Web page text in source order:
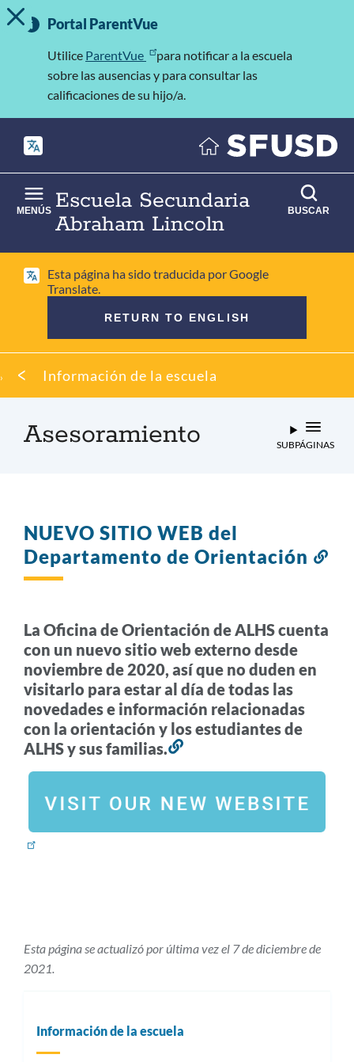
Saltar
al
contenido
Información
importante
MOSTRAR/OCULTAR MENSAJE DE ALERTA
Portal ParentVue
Utilice ParentVue
para notificar a la escuela
sobre las ausencias y para consultar las
calificaciones de su hijo/a.
Escuela Secundaria
Abraham Lincoln
MENÚS BUSCAR
Esta página ha sido traducida por Google
Translate.
RETURN TO ENGLISH
MigajaInformación de la escuela
Asesoramiento SUBPÁGINAS
NUEVO SITIO WEB del
Departamento de Orientación
La Oficina de Orientación de ALHS cuenta
con un nuevo sitio web externo desde
noviembre de 2020, así que no duden en
visitarlo para estar al día de todas las
novedades e información relacionadas
con la orientación y los estudiantes de
ALHS y sus familias.
a
sección
Esta página se actualizó por última vez el 7 de diciembre de
2021.
Información de la escuela